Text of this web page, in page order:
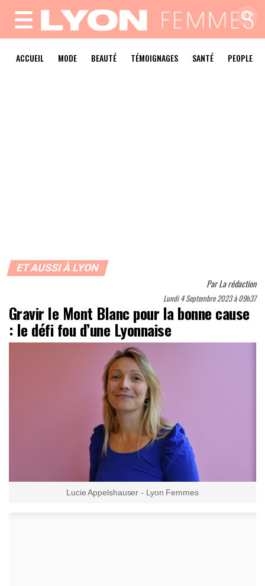
MENU
ACCUEIL MODE BEAUTÉ TÉMOIGNAGES SANTÉ PEOPLE
ET AUSSI À LYON
ParLa rédaction
Lundi 4 Septembre 2023 à 09h37
Gravir le Mont Blanc pour la bonne cause
: le défi fou d’une Lyonnaise
Lucie Appelshauser - Lyon Femmes